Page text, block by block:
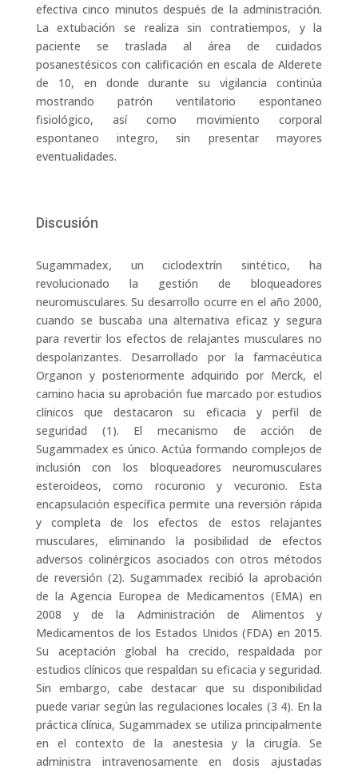
efectiva cinco minutos después de la administración.
La extubación se realiza sin contratiempos, y la
paciente se traslada al área de cuidados
posanestésicos con calificación en escala de Alderete
de 10, en donde durante su vigilancia continúa
mostrando patrón ventilatorio espontaneo
fisiológico, así como movimiento corporal
espontaneo integro, sin presentar mayores
eventualidades.
Discusión
Sugammadex, un ciclodextrín sintético, ha
revolucionado la gestión de bloqueadores
neuromusculares. Su desarrollo ocurre en el año 2000,
cuando se buscaba una alternativa eficaz y segura
para revertir los efectos de relajantes musculares no
despolarizantes. Desarrollado por la farmacéutica
Organon y posteriormente adquirido por Merck, el
camino hacia su aprobación fue marcado por estudios
clínicos que destacaron su eficacia y perfil de
seguridad (1). El mecanismo de acción de
Sugammadex es único. Actúa formando complejos de
inclusión con los bloqueadores neuromusculares
esteroideos, como rocuronio y vecuronio. Esta
encapsulación específica permite una reversión rápida
y completa de los efectos de estos relajantes
musculares, eliminando la posibilidad de efectos
adversos colinérgicos asociados con otros métodos
de reversión (2). Sugammadex recibió la aprobación
de la Agencia Europea de Medicamentos (EMA) en
2008 y de la Administración de Alimentos y
Medicamentos de los Estados Unidos (FDA) en 2015.
Su aceptación global ha crecido, respaldada por
estudios clínicos que respaldan su eficacia y seguridad.
Sin embargo, cabe destacar que su disponibilidad
puede variar según las regulaciones locales (3 4). En la
práctica clínica, Sugammadex se utiliza principalmente
en el contexto de la anestesia y la cirugía. Se
administra intravenosamente en dosis ajustadas